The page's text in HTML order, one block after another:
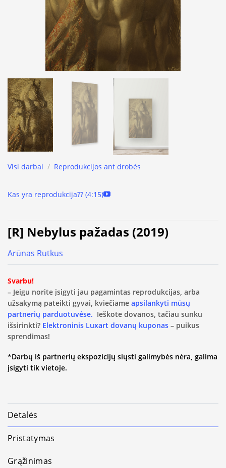
Visi darbai / Reprodukcijos ant drobės
Kas yra reprodukcija?? (4:15)
[R] Nebylus pažadas (2019)
Arūnas Rutkus
Svarbu!
– Jeigu norite įsigyti jau pagamintas reprodukcijas, arba
užsakymą pateikti gyvai, kviečiame apsilankyti mūsų
partnerių parduotuvėse. Ieškote dovanos, tačiau sunku
išsirinkti? Elektroninis Luxart dovanų kuponas – puikus
sprendimas!
*Darbų iš partnerių ekspozicijų siųsti galimybės nėra, galima
įsigyti tik vietoje.
Detalės
Pristatymas
Grąžinimas